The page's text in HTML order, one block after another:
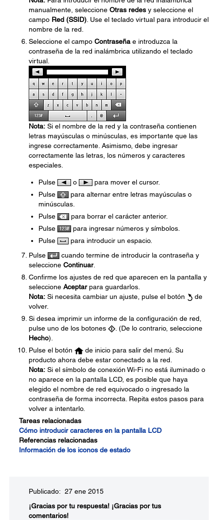
manualmente, seleccione Otras redes y seleccione el
campo Red (SSID) . Use el teclado virtual para introducir el
nombre de la red.
Seleccione el campo Contraseña e introduzca la
contraseña de la red inalámbrica utilizando el teclado
virtual.
Nota: Si el nombre de la red y la contraseña contienen
letras mayúsculas o minúsculas, es importante que las
ingrese correctamente. Asimismo, debe ingresar
correctamente las letras, los números y caracteres
especiales.
Pulse o
para mover el cursor.
Pulse
para alternar entre letras mayúsculas o
minúsculas.
Pulse
para borrar el carácter anterior.
Pulse
para ingresar números y símbolos.
Pulse
para introducir un espacio.
Pulse
cuando termine de introducir la contraseña y
seleccione Continuar.
Confirme los ajustes de red que aparecen en la pantalla y
seleccione Aceptarpara guardarlos.
Nota: Si necesita cambiar un ajuste, pulse el botón
de
volver.
Si desea imprimir un informe de la configuración de red,
pulse uno de los botones
. (De lo contrario, seleccione
Hecho).
Pulse el botón
de inicio para salir del menú. Su
producto ahora debe estar conectado a la red.
Nota: Si el símbolo de conexión Wi-Fi no está iluminado o
no aparece en la pantalla LCD, es posible que haya
elegido el nombre de red equivocado o ingresado la
contraseña de forma incorrecta. Repita estos pasos para
volver a intentarlo.
Tareas relacionadas
Cómo introducir caracteres en la pantalla LCD
Referencias relacionadas
Información de los iconos de estado
Publicado: 27 ene 2015
¡Gracias por tu respuesta! ¡Gracias por tus
comentarios!